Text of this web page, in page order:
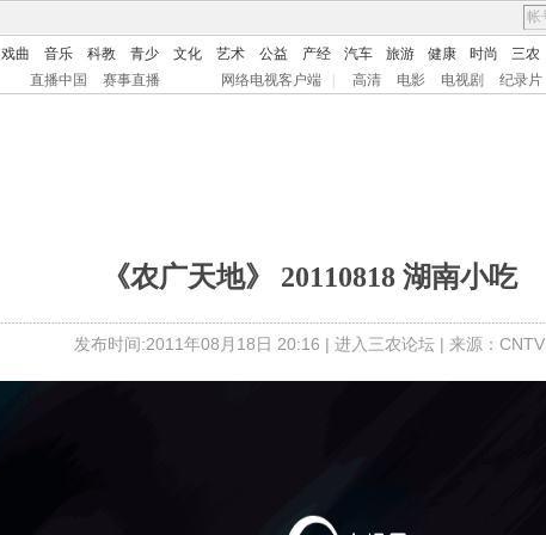
戏曲 音乐 科教 青少 文化 艺术 公益 产经 汽车 旅游 健康 时尚 三农
直播中国 赛事直播 网络电视客户端 高清 电影 电视剧 纪录片
《农广天地》 20110818 湖南小吃
发布时间:2011年08月18日 20:16 | 进入三农论坛 | 来源：CNTV